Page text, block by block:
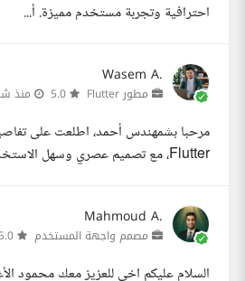
احترافية وتجربة مستخدم مميزة. أ...
Wasem A.
مطور Flutter منذ
Flutter، مع تصميم عصري وسهل الاستخدام وأد...
Mahmoud A.
مصمم واجهة المستخدم